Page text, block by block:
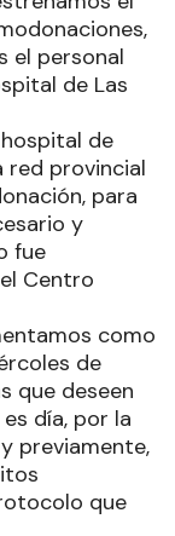
el personal
de Las
de
red provincial
para
y
fue
Centro
como
de
que deseen
día, por la
previamente,
que